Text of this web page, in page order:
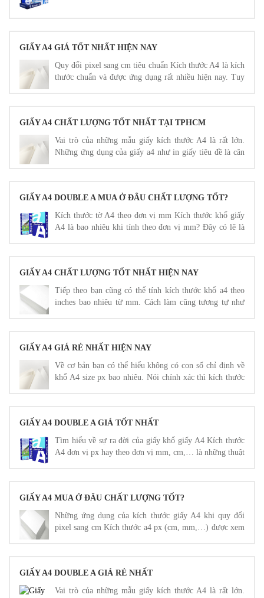
GIẤY A4 GIÁ TỐT NHẤT HIỆN NAY
Quy đổi pixel sang cm tiêu chuẩn Kích thước A4 là kích
thước chuẩn và được ứng dụng rất nhiều hiện nay. Tuy
GIẤY A4 CHẤT LƯỢNG TỐT NHẤT TẠI TPHCM
Vai trò của những mẫu giấy kích thước A4 là rất lớn.
Những ứng dụng của giấy a4 như in giấy tiêu đề là căn
GIẤY A4 DOUBLE A MUA Ở ĐÂU CHẤT LƯỢNG TỐT?
Kích thước tờ A4 theo đơn vị mm Kích thước khổ giấy
A4 là bao nhiêu khi tính theo đơn vị mm? Đây có lẽ là
GIẤY A4 CHẤT LƯỢNG TỐT NHẤT HIỆN NAY
Tiếp theo bạn cũng có thể tính kích thước khổ a4 theo
inches bao nhiêu từ mm. Cách làm cũng tương tự như
GIẤY A4 GIÁ RẺ NHẤT HIỆN NAY
Về cơ bản bạn có thể hiểu không có con số chỉ định về
khổ A4 size px bao nhiêu. Nói chính xác thì kích thước
GIẤY A4 DOUBLE A GIÁ TỐT NHẤT
Tìm hiểu về sự ra đời của giấy khổ giấy A4 Kích thước
A4 đơn vị px hay theo đơn vị mm, cm,… là những thuật
GIẤY A4 MUA Ở ĐÂU CHẤT LƯỢNG TỐT?
Những ứng dụng của kích thước giấy A4 khi quy đổi
pixel sang cm Kích thước a4 px (cm, mm,…) được xem
GIẤY A4 DOUBLE A GIÁ RẺ NHẤT
Vai trò của những mẫu giấy kích thước A4 là rất lớn.